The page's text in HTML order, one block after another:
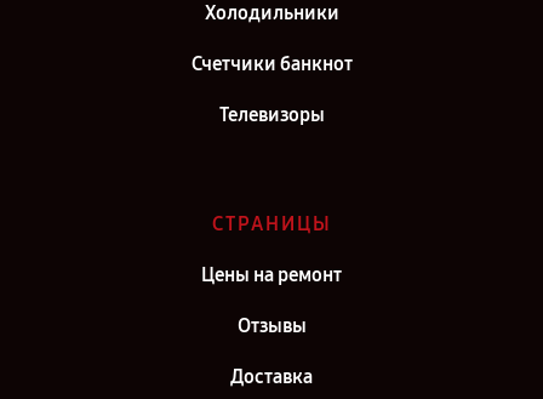
Петербург
Холодильники
Счетчики банкнот
Телевизоры
СТРАНИЦЫ
Цены на ремонт
Отзывы
Доставка